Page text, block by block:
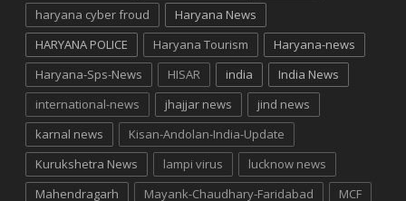
haryana cyber froud
Haryana News
HARYANA POLICE
Haryana Tourism
Haryana-news
Haryana-Sps-News
HISAR india
India News
international-news
jhajjar news
jind news
karnal news
Kisan-Andolan-India-Update
Kurukshetra News
lampi virus
lucknow news
Mahendragarh
Mayank-Chaudhary-Faridabad
MCF